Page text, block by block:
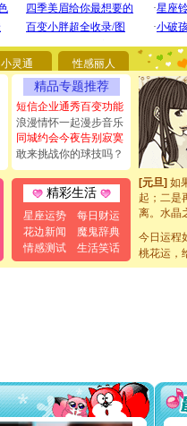
小灵通 性感丽人
精品专题推荐
短信企业通秀百变功能
浪漫情怀一起漫步音乐
同城约会今夜告别寂寞
敢来挑战你的球技吗？
精彩生活
星座运势
每日财运
花边新闻
魔鬼辞典
情感测试
生活笑话
[圣诞节]
你太多
[圣诞节]
能正大光
都要快乐
[圣诞节]
如意,快
[元旦]看
断电。爱
你是我专
[元旦]
如
起；二是
离。水晶
[元旦]当
泣，这痛
卖了。水
[春节]风
要平安！
[圣诞节]
能正大光
今日运程
桃花运，